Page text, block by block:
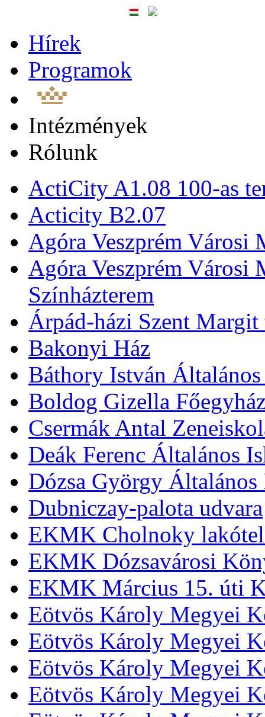
Hírek
Programok
Intézmények
Rólunk
ActiCity A1.08 100-as
Acticity B2.07
Agóra Veszprém Városi
Agóra Veszprém Városi
Színházterem
Árpád-házi Szent
Bakonyi Ház
Báthory István
Boldog Gizella
Csermák Antal
Deák Ferenc Általános
Dózsa György Általános
Dubniczay-palota udvara
EKMK Cholnoky
EKMK Dózsavárosi
EKMK Március 15. úti
Eötvös Károly Megyei
Eötvös Károly Megyei
Eötvös Károly Megyei
Eötvös Károly Megyei